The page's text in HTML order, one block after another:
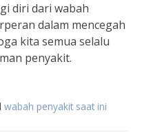
diri dari wabah
dalam mencegah
kita semua selalu
penyakit.
wabah penyakit saat ini